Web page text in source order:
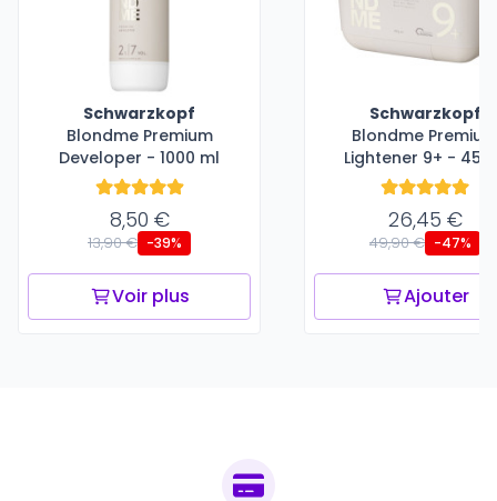
Schwarzkopf
Blondme Premium
Developer - 1000 ml
8,50 €
13,90 € -39%
Voir plus
Schwarzkopf
Blondme
Lightener 9+ - 450
26,45 €
49,90 € -47%
Ajouter